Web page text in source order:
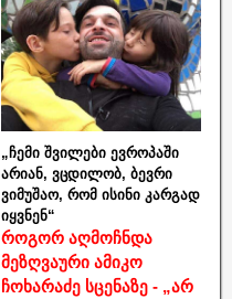
„ჩემი შვილები ევროპაში
არიან, ვცდილობ, ბევრი
ვიმუშაო, რომ ისინი კარგად
იყვნენ“
როგორ აღმოჩნდა
მეზღვაური ამიკო
ჩოხარაძე სცენაზე - „არ